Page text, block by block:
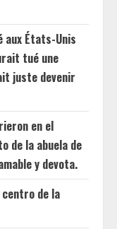
États-Unis
tué une
juste devenir
en el
de la abuela de
y devota.
de la